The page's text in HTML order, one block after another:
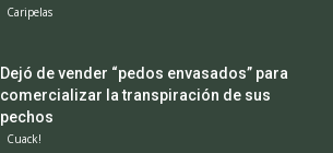
Caripelas
Dejó de vender “pedos envasados” para
comercializar la transpiración de sus
pechos
Cuack!